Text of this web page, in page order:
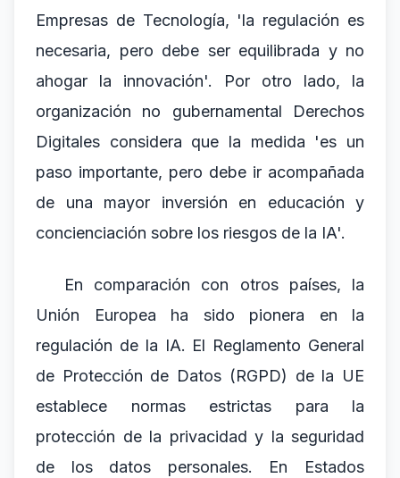
Empresas de Tecnología, 'la regulación es
necesaria, pero debe ser equilibrada y no
ahogar la innovación'. Por otro lado, la
organización no gubernamental Derechos
Digitales considera que la medida 'es un
paso importante, pero debe ir acompañada
de una mayor inversión en educación y
concienciación sobre los riesgos de la IA'.
En comparación con otros países, la
Unión Europea ha sido pionera en la
regulación de la IA. El Reglamento General
de Protección de Datos (RGPD) de la UE
establece normas estrictas para la
protección de la privacidad y la seguridad
de los datos personales. En Estados